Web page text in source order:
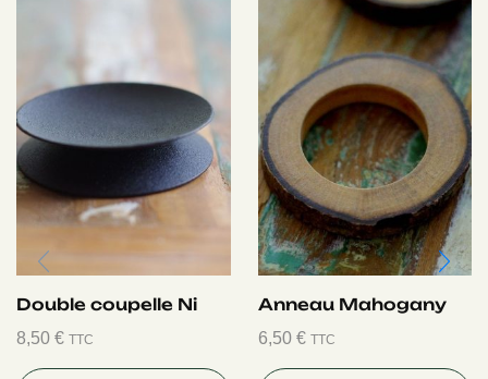
Double coupelle Ni
8,50 € TTC
Anneau Mahogany
6,50 € TTC